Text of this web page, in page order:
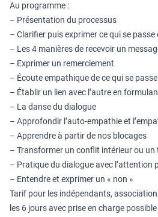
Au programme :
– Présentation du processus
– Clarifier puis exprimer ce qui se
– Les 4 manières de recevoir un
– Exprimer un remerciement
– Écoute empathique de ce qui se
– Établir un lien avec l’autre en
– La danse du dialogue
– Approfondir l’auto-empathie et
– Apprendre à partir de nos blocages
– Transformer un conflit intérieur ou un
– Pratique du dialogue avec l’attention
– Entendre et exprimer un « non »
Tarif pour les indépendants,
les 6 jours avec prise en charge